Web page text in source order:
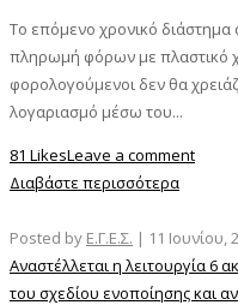
Το επόμενο χρονικό διάστημα
πληρωμή φόρων με πλαστικό
φορολογούμενοι δεν θα
λογαριασμό μέσω του...
81 LikesLeave a comment
Διαβάστε περισσότερα
Posted by Ε.Γ.Ε.Σ. | 11 Ιουνίου,
Αναστέλλεται η λειτουργία 6
του σχεδίου ενοποίησης και